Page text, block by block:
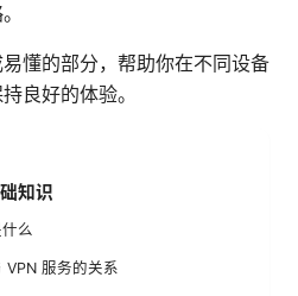
懂的部分，帮助你在不同设备
良好的体验。
知识
么
VPN 服务的关系